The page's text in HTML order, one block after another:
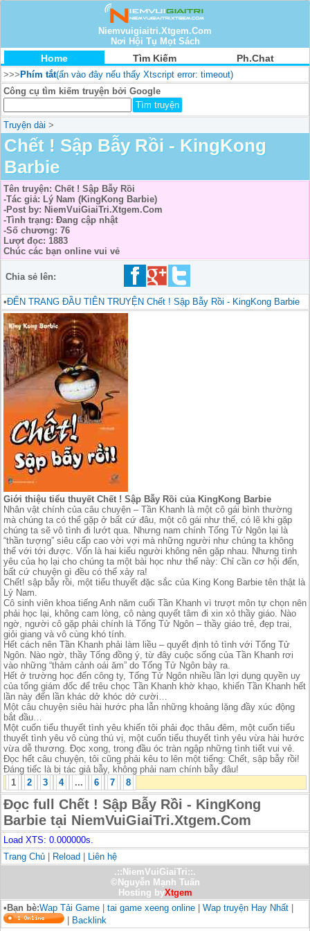
Niemvuigiaitri.Xtgem.Com
Nơi Hội Tụ Mọt Sách
Home Tìm Kiếm Ph.Chat
>>>Phím tắt(ấn vào đây nếu thấy Xtscript error: timeout)
Công cụ tìm kiếm truyện bởi Google
Truyện dài >
Chết ! Sập Bẫy Rồi - KingKong
Barbie
Tên truyện: Chết ! Sập Bẫy Rồi
-Tác giả: Lý Nam (KingKong Barbie)
-Post by: NiemVuiGiaiTri.Xtgem.Com
-Tình trạng: Đang cập nhật
-Số chương: 76
Lượt đọc: 1883
Chúc các bạn online vui vẻ
Chia sẻ lên:
•ĐẾN TRANG ĐẦU TIÊN TRUYỆN Chết ! Sập Bẫy Rồi - KingKong Barbie
Giới thiệu tiểu thuyết Chết ! Sập Bẫy Rồi của KingKong Barbie
Nhân vật chính của câu chuyện – Tần Khanh là một cô gái bình thường
mà chúng ta có thể gặp ở bất cứ đâu, một cô gái như thế, có lẽ khi gặp
chúng ta sẽ vô tình đi lướt qua. Nhưng nam chính Tống Tử Ngôn lại là
“thần tượng” siêu cấp cao vời vợi mà những người như chúng ta không
thể với tới được. Vốn là hai kiểu người không nên gặp nhau. Nhưng tình
yêu của họ lại cho chúng ta một bài học như thế này: Chỉ cần cơ hội đến,
bất cứ chuyện gì đều có thể xảy ra!
Chết! sập bẫy rồi, một tiểu thuyết đặc sắc của King Kong Barbie tên thật là
Lý Nam.
Cô sinh viên khoa tiếng Anh năm cuối Tần Khanh vì trượt môn tự chọn nên
phải học lại, không cam lòng, cô nàng quyết tâm đi xin xỏ thầy giáo. Nào
ngờ, người cô gặp phải chính là Tống Tử Ngôn – thầy giáo trẻ, đẹp trai,
giỏi giang và vô cùng khó tính.
Hết cách nên Tần Khanh phải làm liều – quyết định tỏ tình với Tống Tử
Ngôn. Nào ngờ, thầy Tống đồng ý, từ đây cuộc sống của Tần Khanh rơi
vào những “thảm cảnh oái ăm” do Tống Tử Ngôn bày ra.
Hết ở trường học đến công ty, Tống Tử Ngôn nhiều lần lợi dụng quyền uy
của tổng giám đốc để trêu chọc Tần Khanh khờ khạo, khiến Tần Khanh hết
lần này đến lần khác dở khóc dở cười…
Một câu chuyện siêu hài hước pha lẫn những khoảng lặng đầy xúc động
bắt đầu…
Một cuốn tiểu thuyết tình yêu khiến tôi phải đọc thâu đêm, một cuốn tiểu
thuyết tình yêu vô cùng thú vị, một cuốn tiểu thuyết tình yêu vừa hài hước
vừa dễ thương. Đọc xong, trong đầu óc tràn ngập những tình tiết vui vẻ.
Đọc hết câu chuyện, tôi cũng phải kêu to lên một tiếng: Chết, sập bẫy rồi!
Đáng tiếc là bị tác giả bẫy, không phải nam chính bẫy đâu!
1
2 3 4 ... 6 7 8
Đọc full Chết ! Sập Bẫy Rồi - KingKong
Barbie tại NiemVuiGiaiTri.Xtgem.Com
Load XTS: 0.000000s.
Trang Chủ | Reload | Liên hệ
.::NiemVuiGiaiTri::.
©Nguyễn Mạnh Tuấn
Hosting byXtgem
•Bạn bè:Wap Tải Game | tai game xeeng online | Wap truyện Hay Nhất |
| Backlink